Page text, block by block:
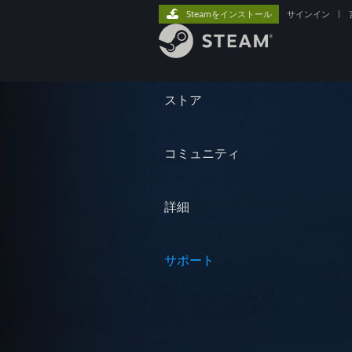
ストア
コミュニティ
詳細
サポート
Steamをインストール サインイン